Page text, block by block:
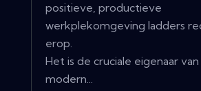
positieve, productieve
werkplekomgeving ladders
erop.
Het is de cruciale eigenaar
modern...